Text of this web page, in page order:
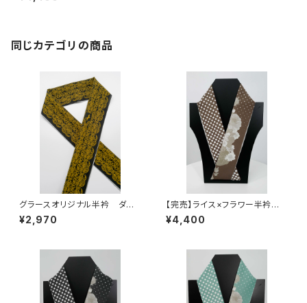
同じカテゴリの商品
グラースオリジナル半衿 ダマ
スク×ユニコーン 黒×マスター
ド ポリエステル100％
¥2,970
【完売】ライス×フラワー半衿
チョコ ポリエステル100％
¥4,400